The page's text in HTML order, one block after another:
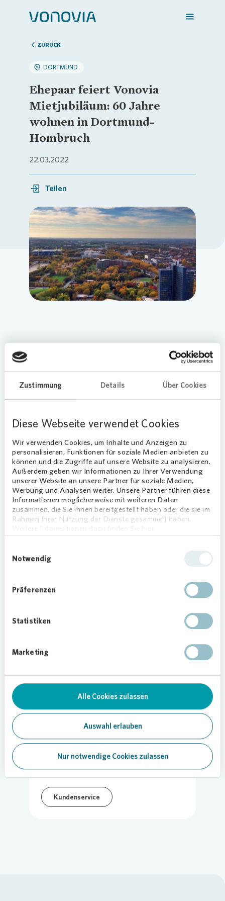
Zustimmung Details Über Cookies
Diese Webseite verwendet Cookies
Wir verwenden Cookies, um Inhalte und Anzeigen zu
personalisieren, Funktionen für soziale Medien anbieten zu
können und die Zugriffe auf unsere Website zu analysieren.
Außerdem geben wir Informationen zu Ihrer Verwendung
unserer Website an unsere Partner für soziale Medien,
Werbung und Analysen weiter. Unsere Partner führen diese
Informationen möglicherweise mit weiteren Daten
zusammen, die Sie ihnen bereitgestellt haben oder die sie im
Rahmen Ihrer Nutzung der Dienste gesammelt haben.
Notwendig
Präferenzen
Statistiken
Marketing
Alle Cookies zulassen
Auswahl erlauben
Nur notwendige Cookies zulassen
Zuhause finden
Mein Zuhause
Meine Stadt
Login
ZURÜCK
DORTMUND
Ehepaar feiert Vonovia
Mietjubiläum: 60 Jahre
wohnen in Dortmund-
Hombruch
22.03.2022
Teilen
Loading...
Vergangene Woche feierte das Ehepaar
Zu diesem Anlass überreichte das
Dortmunder
Vonoviadem Ehepaar einen
kulinarischen Präsentkorb.
Aus Nachbarn werden Freunde
Seit über 60 Jahren wohnen die gebürtigen
Dortmunder in einerVonoviaWohnung und
haben viele Nachbarn kennengelernt.
Viele helfende Hände und ein freundliches
Zusammensein seien das, was Dortmund-
Hombruch so besonders mache. Und durch die
lange Zeit in ihrer Wohnung seien auch
Dieses Jahr stehen gleich 124 weitere Jubiläen auf
50 oder sogar 60 Jahre in derselben Wohnung
Teilen
Kundenservice